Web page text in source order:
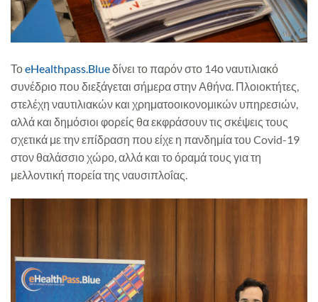
ΤοeHealthpass.Blueδίνει το παρόν στο 14ο ναυτιλιακό
συνέδριο που διεξάγεται σήμερα στην Αθήνα. Πλοιοκτήτες,
στελέχη ναυτιλιακών και χρηματοοικονομικών υπηρεσιών,
αλλά και δημόσιοι φορείς θα εκφράσουν τις σκέψεις τους
σχετικά με την επίδραση που είχε η πανδημία του Covid-19
στον θαλάσσιο χώρο, αλλά και το όραμά τους για τη
μελλοντική πορεία της ναυσιπλοΐας.